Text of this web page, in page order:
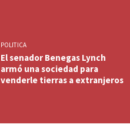
POLITICA
El senador Benegas Lynch
armó una sociedad para
venderle tierras a extranjeros